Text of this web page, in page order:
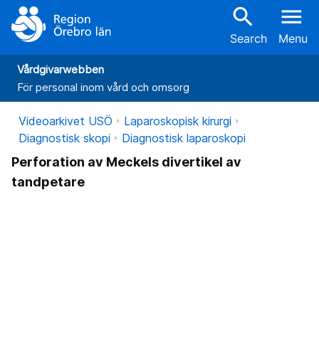
search
Search
menu
Menu
Vårdgivarwebben
För personal inom vård och omsorg
Videoarkivet USÖ
Laparoskopisk kirurgi
Diagnostisk skopi
Diagnostisk laparoskopi
Perforation av Meckels divertikel av
tandpetare